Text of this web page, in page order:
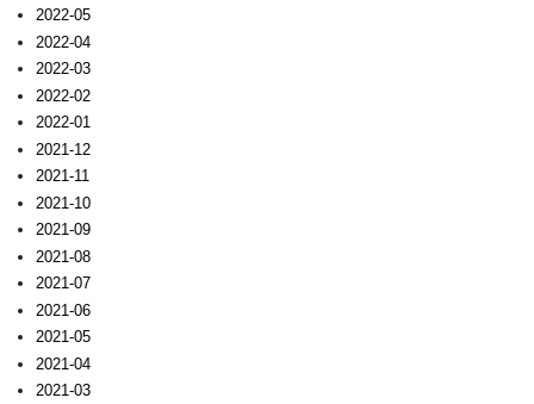
2022-05
2022-04
2022-03
2022-02
2022-01
2021-12
2021-11
2021-10
2021-09
2021-08
2021-07
2021-06
2021-05
2021-04
2021-03